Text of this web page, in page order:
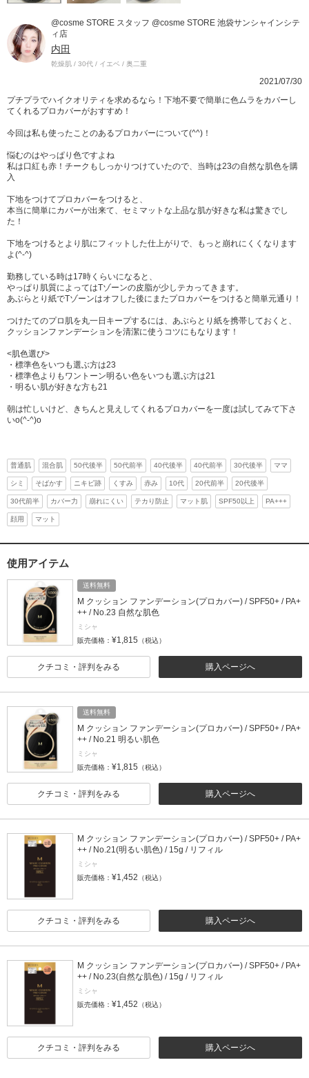
@cosme STORE スタッフ @cosme STORE 池袋サンシャインシテ
ィ店
内田
乾燥肌 / 30代 / イエベ / 奥二重
2021/07/30
プチプラでハイクオリティを求めるなら！下地不要で簡単に色ムラをカバーし
てくれるプロカバーがおすすめ！
今回は私も使ったことのあるプロカバーについて(^^)！
悩むのはやっぱり色ですよね
私は口紅も赤！チークもしっかりつけていたので、当時は23の自然な肌色を購
入
下地をつけてプロカバーをつけると、
本当に簡単にカバーが出来て、セミマットな上品な肌が好きな私は驚きでし
た！
下地をつけるとより肌にフィットした仕上がりで、もっと崩れにくくなります
よ(^-^)
勤務している時は17時くらいになると、
やっぱり肌質によってはTゾーンの皮脂が少しテカってきます。
あぶらとり紙でTゾーンはオフした後にまたプロカバーをつけると簡単元通り！
つけたてのプロ肌を丸一日キープするには、あぶらとり紙を携帯しておくと、
クッションファンデーションを清潔に使うコツにもなります！
<肌色選び>
・標準色をいつも選ぶ方は23
・標準色よりもワントーン明るい色をいつも選ぶ方は21
・明るい肌が好きな方も21
朝は忙しいけど、きちんと見えしてくれるプロカバーを一度は試してみて下さ
いo(^-^)o
普通肌 混合肌 50代後半 50代前半 40代後半 40代前半 30代後半 ママ
シミ そばかす ニキビ跡 くすみ 赤み 10代 20代前半 20代後半
30代前半 カバー力 崩れにくい テカり防止 マット肌 SPF50以上 PA+++
顔用 マット
使用アイテム
送料無料
M クッション ファンデーション(プロカバー) / SPF50+ / PA+
++ / No.23 自然な肌色
ミシャ
販売価格： ¥1,815 （税込）
購入ページへ
クチコミ・評判をみる
送料無料
M クッション ファンデーション(プロカバー) / SPF50+ / PA+
++ / No.21 明るい肌色
ミシャ
販売価格： ¥1,815 （税込）
購入ページへ
クチコミ・評判をみる
M クッション ファンデーション(プロカバー) / SPF50+ / PA+
++ / No.21(明るい肌色) / 15g / リフィル
ミシャ
販売価格： ¥1,452 （税込）
購入ページへ
クチコミ・評判をみる
M クッション ファンデーション(プロカバー) / SPF50+ / PA+
++ / No.23(自然な肌色) / 15g / リフィル
ミシャ
販売価格： ¥1,452 （税込）
購入ページへ
クチコミ・評判をみる